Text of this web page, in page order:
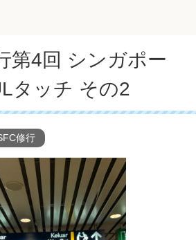
第4回 シンガポー
タッチ その2
修行